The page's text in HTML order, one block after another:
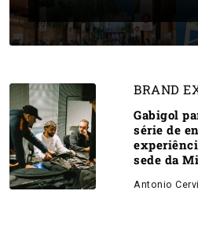
BRAND
Gabigol
série de
sede da
Antonio Cervi